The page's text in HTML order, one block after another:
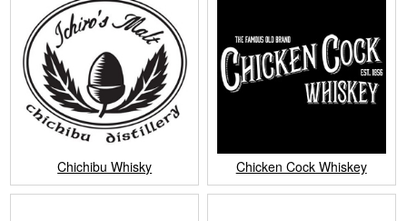
Chichibu Whisky Chicken Cock Whiskey